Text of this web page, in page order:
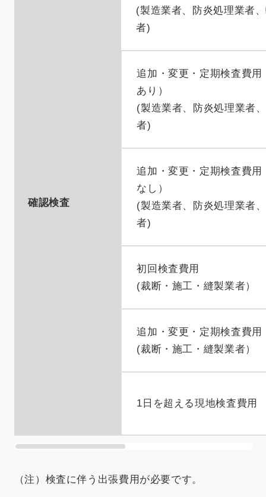
確認検査
(製造業者、防炎処理業者
者)
追加・変更・定期検査費用
あり）
(製造業者、防炎処理業者
者)
追加・変更・定期検査費用
なし）
(製造業者、防炎処理業者
者)
初回検査費用
(裁断・施工・縫製業者）
追加・変更・定期検査費用
(裁断・施工・縫製業者）
1日を超える現地検査費用
（注）検査に伴う出張費用が必要です。